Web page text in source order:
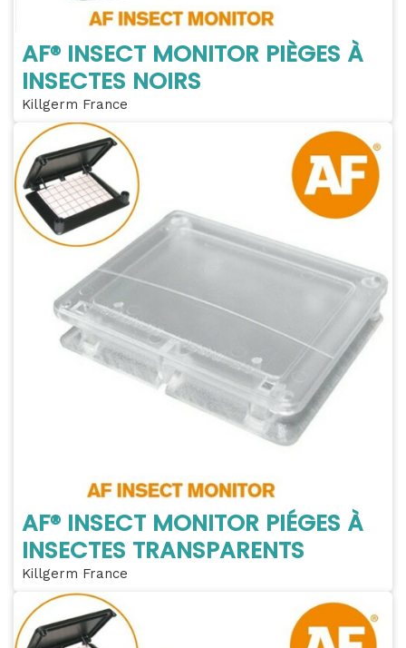
AF® INSECT MONITOR PIÈGES À
INSECTES NOIRS
Killgerm France
AF® INSECT MONITOR PIÉGES À
INSECTES TRANSPARENTS
Killgerm France